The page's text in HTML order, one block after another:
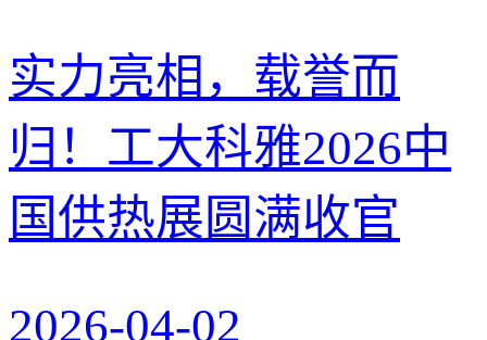
实力亮相，载誉而
归！工大科雅2026中
国供热展圆满收官
2026-04-02